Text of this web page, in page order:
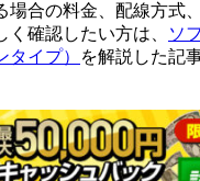
場合の料金、配線方式
確認したい方は、
ソ
イプ）
を解説した記